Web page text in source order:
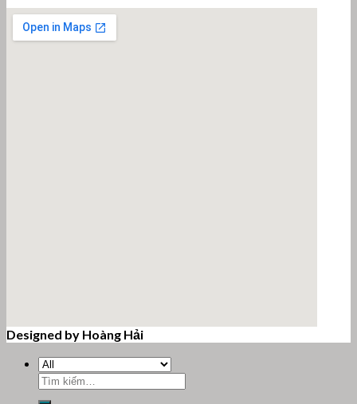
Designed by Hoàng Hải
Tìm
kiếm: